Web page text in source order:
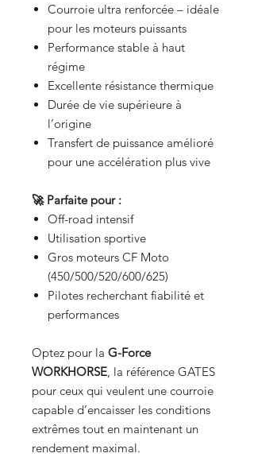
Courroie ultra renforcée – idéale
pour les moteurs puissants
Performance stable à haut
régime
Excellente résistance thermique
Durée de vie supérieure à
l’origine
Transfert de puissance amélioré
pour une accélération plus vive
🚀 Parfaite pour :
Off-road intensif
Utilisation sportive
Gros moteurs CF Moto
(450/500/520/600/625)
Pilotes recherchant fiabilité et
performances
Optez pour la G-Force
WORKHORSE, la référence GATES
pour ceux qui veulent une courroie
capable d’encaisser les conditions
extrêmes tout en maintenant un
rendement maximal.